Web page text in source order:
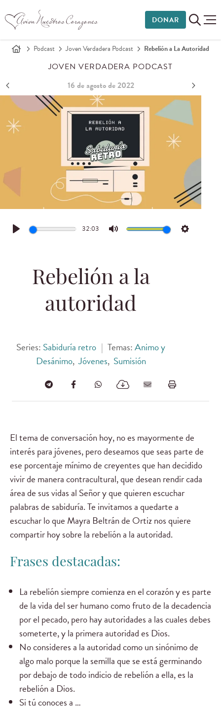
DONAR
Podcast Joven Verdadera Podcast Rebelión a La Autoridad
JOVEN VERDADERA PODCAST
16 de agosto de 2022
Play
32:03
Mute Settings
Rebelión a la
autoridad
Series: Sabiduría retro | Temas:Animo y
Desánimo,Jóvenes, Sumisión
El tema de conversación hoy, no es mayormente de
interés para jóvenes, pero deseamos que seas parte de
ese porcentaje mínimo de creyentes que han decidido
vivir de manera contracultural, que desean rendir cada
área de sus vidas al Señor y que quieren escuchar
palabras de sabiduría. Te invitamos a quedarte a
escuchar lo que Mayra Beltrán de Ortiz nos quiere
compartir hoy sobre la rebelión a la autoridad.
Frases destacadas:
La rebelión siempre comienza en el corazón y es parte
de la vida del ser humano como fruto de la decadencia
por el pecado, pero hay autoridades a las cuales debes
someterte, y la primera autoridad es Dios.
No consideres a la autoridad como un sinónimo de
algo malo porque la semilla que se está germinando
por debajo de todo indicio de rebelión a ella, es la
rebelión a Dios.
Si tú conoces a …